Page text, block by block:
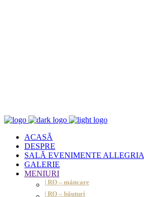
ACASĂ
DESPRE
SALĂ EVENIMENTE ALLEGRIA
GALERIE
MENIURI
| RO – mâncare
| RO – băuturi